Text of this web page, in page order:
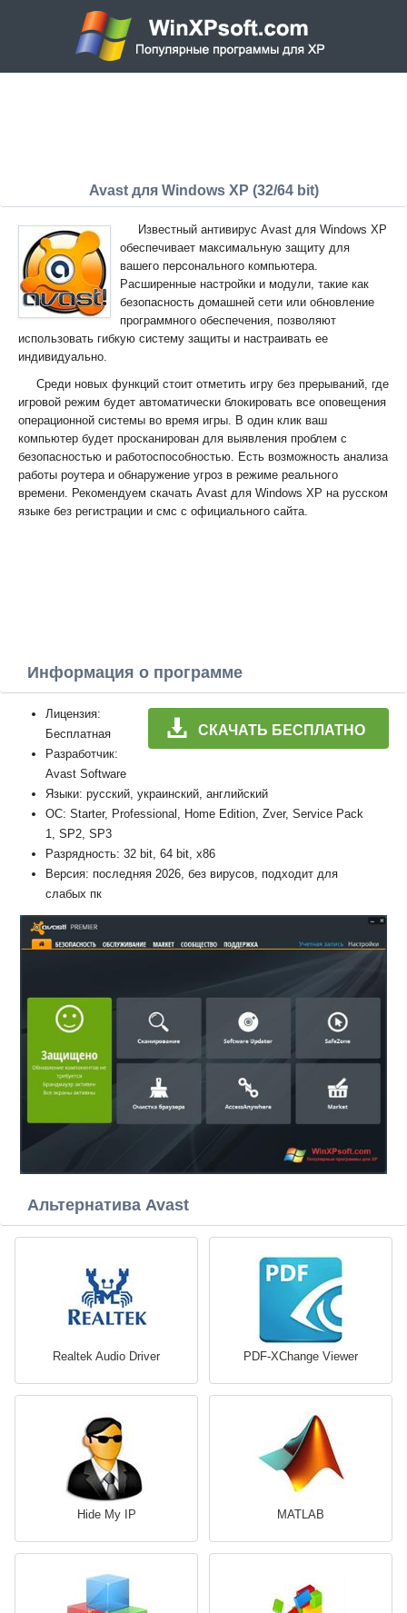
Avast для Windows XP (32/64 bit)
Известный антивирус Avast для Windows XP
обеспечивает максимальную защиту для
вашего персонального компьютера.
Расширенные настройки и модули, такие как
безопасность домашней сети или обновление
программного обеспечения, позволяют
использовать гибкую систему защиты и настраивать ее
индивидуально.
Среди новых функций стоит отметить игру без прерываний, где
игровой режим будет автоматически блокировать все оповещения
операционной системы во время игры. В один клик ваш
компьютер будет просканирован для выявления проблем с
безопасностью и работоспособностью. Есть возможность анализа
работы роутера и обнаружение угроз в режиме реального
времени. Рекомендуем скачать Avast для Windows XP на русском
языке без регистрации и смс с официального сайта.
Информация о программе
СКАЧАТЬ БЕСПЛАТНО
Лицензия:
Бесплатная
Разработчик:
Avast Software
Языки: русский, украинский, английский
ОС: Starter, Professional, Home Edition, Zver, Service Pack
1, SP2, SP3
Разрядность: 32 bit, 64 bit, x86
Версия: последняя 2026, без вирусов, подходит для
слабых пк
Альтернатива Avast
Realtek Audio Driver PDF-XChange Viewer
Hide My IP MATLAB